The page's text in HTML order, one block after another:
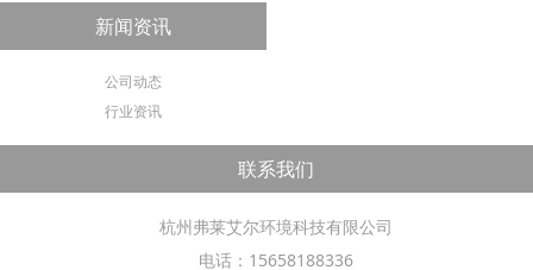
新闻资讯
公司动态
行业资讯
联系我们
杭州弗莱艾尔环境科技有限公司
电话：15658188336